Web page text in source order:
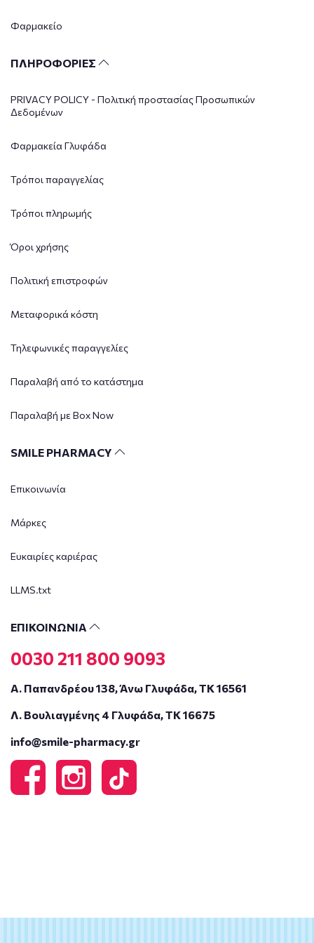
Φαρμακείο
ΠΛΗΡΟΦΟΡΙΕΣ
PRIVACY POLICY - Πολιτική προστασίας Προσωπικών
Δεδομένων
Φαρμακεία Γλυφάδα
Τρόποι παραγγελίας
Τρόποι πληρωμής
Όροι χρήσης
Πολιτική επιστροφών
Μεταφορικά κόστη
Τηλεφωνικές παραγγελίες
Παραλαβή από το κατάστημα
Παραλαβή με Box Now
SMILE PHARMACY
Επικοινωνία
Μάρκες
Ευκαιρίες καριέρας
LLMS.txt
ΕΠΙΚΟΙΝΩΝΙΑ
0030 211 800 9093
Α. Παπανδρέου 138, Άνω Γλυφάδα, ΤΚ 16561
Λ. Βουλιαγμένης 4 Γλυφάδα, ΤΚ 16675
info@smile-pharmacy.gr